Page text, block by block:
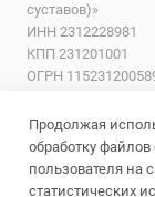
суставов)»
ИНН 2312228981
КПП 231201001
ОГРН
Лицензии
обработку
Продолжая
обработку
пользователя на
статистических